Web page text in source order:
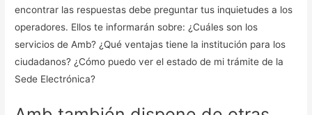
encontrar las respuestas debe preguntar tus inquietudes a los
operadores. Ellos te informarán sobre: ¿Cuáles son los
servicios de Amb? ¿Qué ventajas tiene la institución para los
ciudadanos? ¿Cómo puedo ver el estado de mi trámite de la
Sede Electrónica?